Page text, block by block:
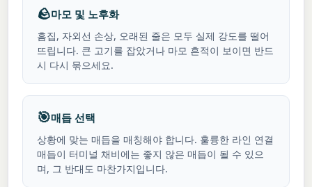
🪨마모 및 노후화
흠집, 자외선 손상, 오래된 줄은 모두 실제 강도를 떨어
뜨립니다. 큰 고기를 잡았거나 마모 흔적이 보이면 반드
시 다시 묶으세요.
🎯매듭 선택
상황에 맞는 매듭을 매칭해야 합니다. 훌륭한 라인 연결
매듭이 터미널 채비에는 좋지 않은 매듭이 될 수 있으
며, 그 반대도 마찬가지입니다.